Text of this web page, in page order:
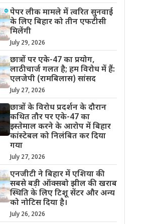
पेपर लीक मामले में त्वरित सुनवाई
के लिए बिहार को तीन एफटीसी
मिलेंगी
July 29, 2026
छात्रों पर एके-47 का प्रयोग,
लाठीचार्ज गलत है; हम विरोध में हैं:
एलजेपी (रामबिलास) सांसद
July 27, 2026
छात्रों के विरोध प्रदर्शन के दौरान
कथित तौर पर एके-47 का
इस्तेमाल करने के आरोप में बिहार
कांस्टेबल को निलंबित कर दिया
गया
July 27, 2026
एनजीटी ने बिहार में एशिया की
सबसे बड़ी ऑक्सबो झील की खराब
स्थिति के लिए टिशू सेंटर और अन्य
को नोटिस दिया है।
July 26, 2026